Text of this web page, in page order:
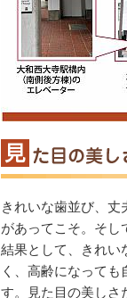
きれいな歯並び、丈
があってこそ。そし
結果として、きれい
く、高齢になっても
す。見た目の美しさ